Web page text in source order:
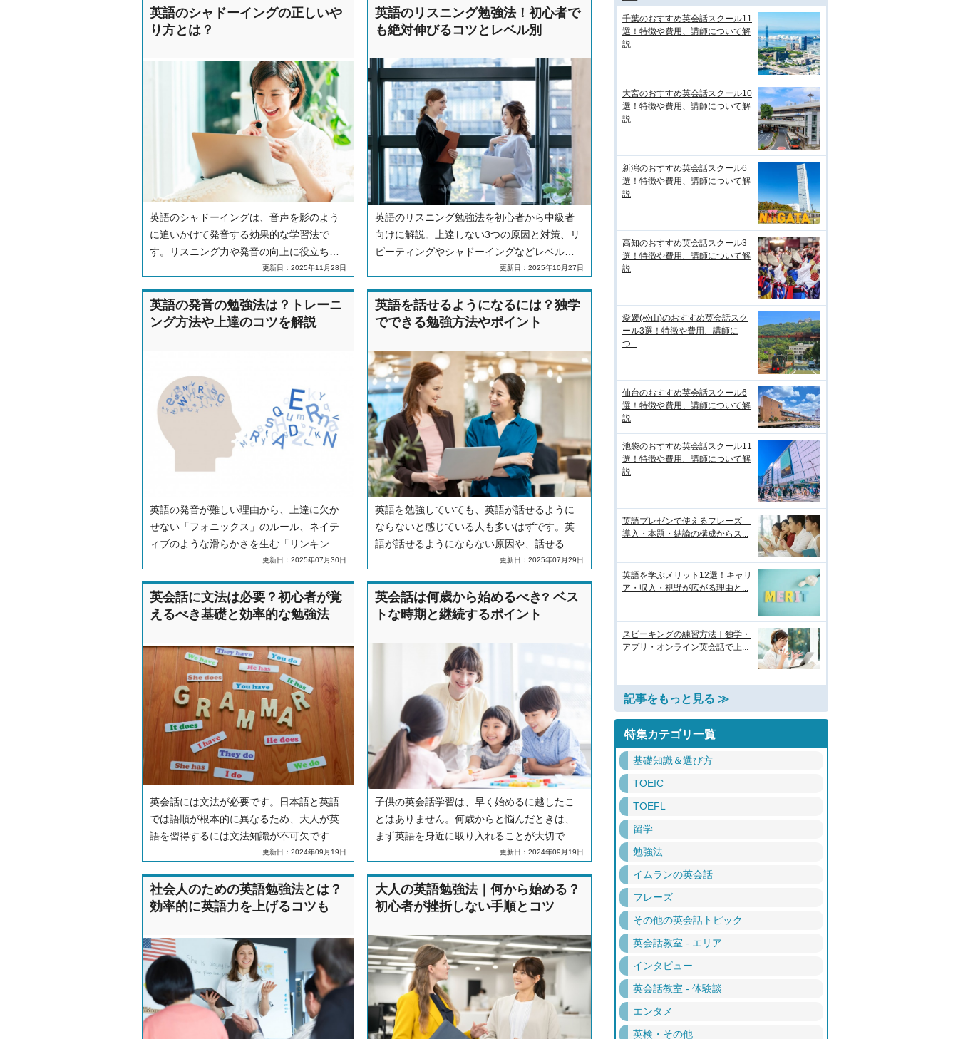
英語のシャドーイングの正しいや
り方とは？
英語のシャドーイングは、音声を影のよう
に追いかけて発音する効果的な学習法で
す。リスニング力や発音の向上に役立ちま
すが、正しいやり方で実践することが重要
い7ステップの実践方法や、効果を最大化す
るコツ、おすすめの教材・アプリについて
更新日：2025年11月28日
英語のリスニング勉強法！初心者で
も絶対伸びるコツとレベル別
英語のリスニング勉強法を初心者から中級者
向けに解説。上達しない3つの原因と対策、リ
ピーティングやシャドーイングなどレベル別
トレーニング方法を紹介します。TOEIC・英
教材、避けるべき非効率な勉強法についても
解説します。
更新日：2025年10月27日
英語の発音の勉強法は？トレーニ
ング方法や上達のコツを解説
英語の発音が難しい理由から、上達に欠か
せない「フォニックス」のルール、ネイテ
ィブのような滑らかさを生む「リンキン
グ」のコツまで具体的なトレーニング方法
て話せる英語を目指しましょう。
更新日：2025年07月30日
英語を話せるようになるには？独学
でできる勉強方法やポイント
英語を勉強していても、英語が話せるように
ならないと感じている人も多いはずです。英
語が話せるようにならない原因や、話せるよ
うになるための取り組みについて解説しま
更新日：2025年07月29日
英会話に文法は必要？初心者が覚
えるべき基礎と効率的な勉強法
英会話には文法が必要です。日本語と英語
では語順が根本的に異なるため、大人が英
語を習得するには文法知識が不可欠です。
本記事では、中学レベルの基本5文型から、
方まで、初心者が押さえるべき基礎文法を
解説します。疑問文・否定文の作り方や効
更新日：2024年09月19日
英会話は何歳から始めるべき? ベス
トな時期と継続するポイント
子供の英会話学習は、早く始めるに越したこ
とはありません。何歳からと悩んだときは、
まず英語を身近に取り入れることが大切で
す。具体的な方法や注意点を解説します。
更新日：2024年09月19日
社会人のための英語勉強法とは？
効率的に英語力を上げるコツも
大人の英語勉強法｜何から始める？
初心者が挫折しない手順とコツ
千葉のおすすめ英会話スクール11
選！特徴や費用、講師について解
説
大宮のおすすめ英会話スクール10
選！特徴や費用、講師について解
説
新潟のおすすめ英会話スクール6
選！特徴や費用、講師について解
説
高知のおすすめ英会話スクール3
選！特徴や費用、講師について解
説
愛媛(松山)のおすすめ英会話スク
ール3選！特徴や費用、講師に
つ...
仙台のおすすめ英会話スクール6
選！特徴や費用、講師について解
説
池袋のおすすめ英会話スクール11
選！特徴や費用、講師について解
説
英語プレゼンで使えるフレーズ
導入・本題・結論の構成からス...
英語を学ぶメリット12選！キャリ
ア・収入・視野が広がる理由と...
スピーキングの練習方法｜独学・
アプリ・オンライン英会話で上...
記事をもっと見る ≫
特集カテゴリ一覧
基礎知識＆選び方
TOEIC
TOEFL
留学
勉強法
イムランの英会話
フレーズ
その他の英会話トピック
英会話教室 - エリア
インタビュー
英会話教室 - 体験談
エンタメ
英検・その他